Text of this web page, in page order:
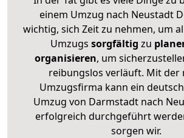
einem Umzug nach Neustadt
wichtig, sich Zeit zu nehmen, um
Umzugs sorgfältig zu
organisieren, um
reibungslos verläuft. Mit der
Umzugsfirma kann ein
Umzug von Darmstadt nach
erfolgreich durchgeführt
sorgen wir.